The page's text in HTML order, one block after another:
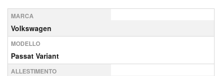
MARCA
Volkswagen
MODELLO
Passat Variant
ALLESTIMENTO